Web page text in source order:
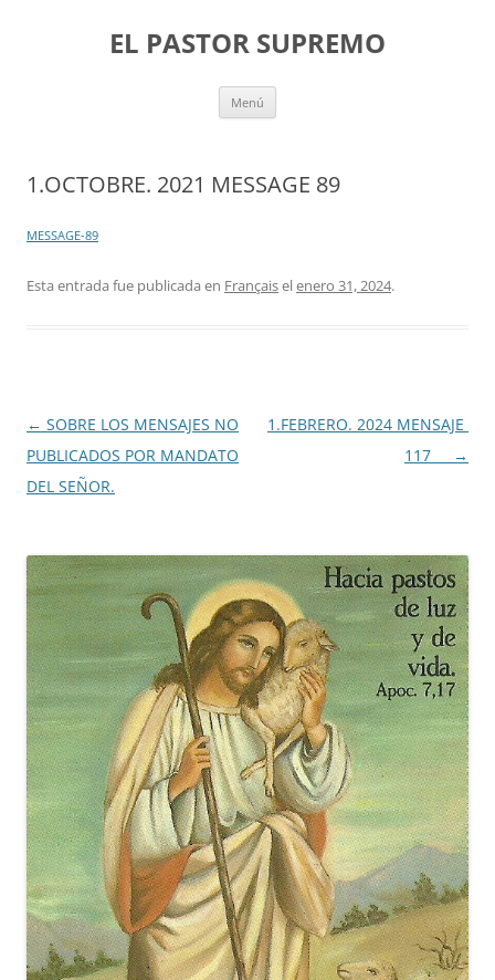
EL PASTOR SUPREMO
Menú
1.OCTOBRE. 2021 MESSAGE 89
MESSAGE-89
Esta entrada fue publicada en Françaiselenero 31, 2024.
Navegación
de
entradas
← SOBRE LOS MENSAJES NO
PUBLICADOS POR MANDATO
DEL SEÑOR.
1.FEBRERO. 2024 MENSAJE
117
→